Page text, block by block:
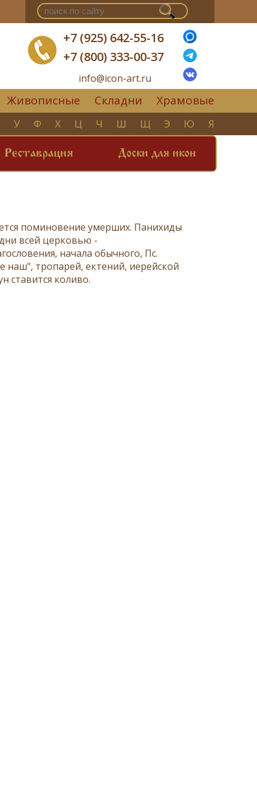
+7 (925) 642-55-16
+7 (800) 333-00-37
info@icon-art.ru
Живописные Складни Храмовые
У Ф Х Ц Ч Ш Щ Э Ю Я
Реставрация Доски для икон
поминовение умерших. Панихиды
всей церковью -
, начала обычного, Пс.
наш", тропарей, ектений, иерейской
ставится коливо.